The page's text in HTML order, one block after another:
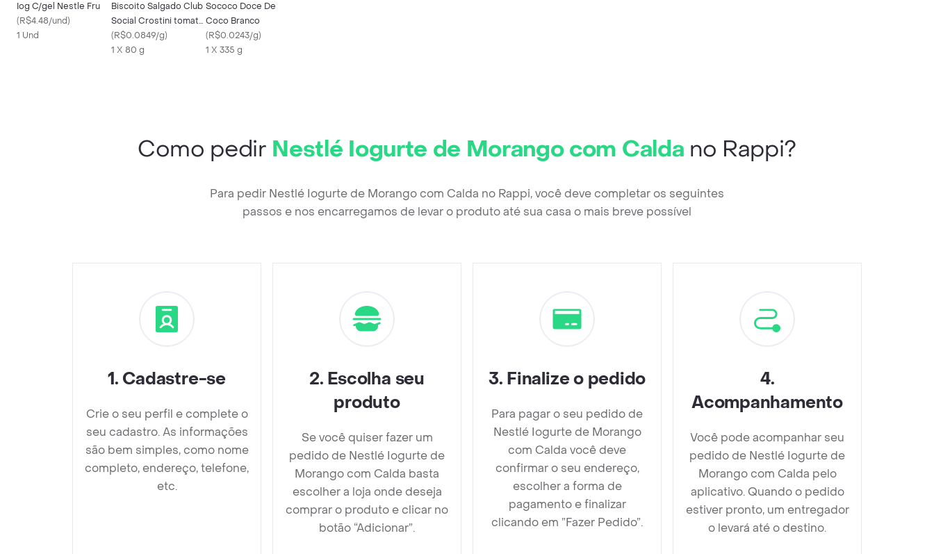
Iog C/gel Nestle Fru
(R$4.48/und)
1 Und
Biscoito Salgado Club
Social Crostini tomate
seco e salsinha 80g
(R$0.0849/g)
1 X 80 g
Sococo Doce De
Coco Branco
(R$0.0243/g)
1 X 335 g
Como pedir Nestlé Iogurte de Morango com Calda no Rappi?
Para pedir Nestlé Iogurte de Morango com Calda no Rappi, você deve completar os seguintes
passos e nos encarregamos de levar o produto até sua casa o mais breve possível
1. Cadastre-se
Crie o seu perfil e complete o
seu cadastro. As informações
são bem simples, como nome
completo, endereço, telefone,
etc.
2. Escolha seu
produto
Se você quiser fazer um
pedido de Nestlé Iogurte de
Morango com Calda basta
escolher a loja onde deseja
comprar o produto e clicar no
botão “Adicionar”.
3. Finalize o pedido
Para pagar o seu pedido de
Nestlé Iogurte de Morango
com Calda você deve
confirmar o seu endereço,
escolher a forma de
pagamento e finalizar
clicando em ”Fazer Pedido”.
4.
Acompanhamento
Você pode acompanhar seu
pedido de Nestlé Iogurte de
Morango com Calda pelo
aplicativo. Quando o pedido
estiver pronto, um entregador
o levará até o destino.